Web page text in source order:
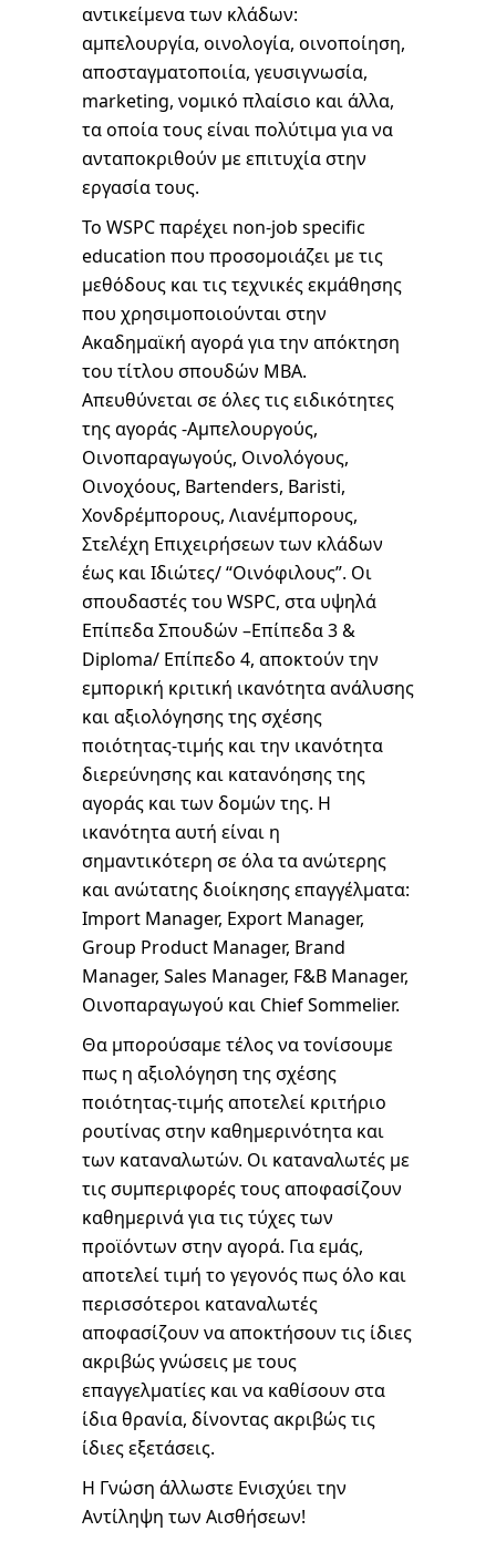
αντικείμενα των κλάδων:
αμπελουργία, οινολογία, οινοποίηση,
αποσταγματοποιία, γευσιγνωσία,
marketing, νομικό πλαίσιο και άλλα,
τα οποία τους είναι πολύτιμα για να
ανταποκριθούν με επιτυχία στην
εργασία τους.
Το WSPC παρέχει non-job specific
education που προσομοιάζει με τις
μεθόδους και τις τεχνικές εκμάθησης
που χρησιμοποιούνται στην
Ακαδημαϊκή αγορά για την απόκτηση
του τίτλου σπουδών ΜΒΑ.
Απευθύνεται σε όλες τις ειδικότητες
της αγοράς -Αμπελουργούς,
Οινοπαραγωγούς, Οινολόγους,
Οινοχόους, Bartenders, Baristi,
Χονδρέμπορους, Λιανέμπορους,
Στελέχη Επιχειρήσεων των κλάδων
έως και Ιδιώτες/ “Οινόφιλους”. Οι
σπουδαστές του WSPC, στα υψηλά
Επίπεδα Σπουδών –Επίπεδα 3 &
Diploma/ Επίπεδο 4, αποκτούν την
εμπορική κριτική ικανότητα ανάλυσης
και αξιολόγησης της σχέσης
ποιότητας-τιμής και την ικανότητα
διερεύνησης και κατανόησης της
αγοράς και των δομών της. Η
ικανότητα αυτή είναι η
σημαντικότερη σε όλα τα ανώτερης
και ανώτατης διοίκησης επαγγέλματα:
Import Manager, Export Manager,
Group Product Manager, Brand
Manager, Sales Manager, F&B Manager,
Οινοπαραγωγού και Chief Sommelier.
Θα μπορούσαμε τέλος να τονίσουμε
πως η αξιολόγηση της σχέσης
ποιότητας-τιμής αποτελεί κριτήριο
ρουτίνας στην καθημερινότητα και
των καταναλωτών. Οι καταναλωτές με
τις συμπεριφορές τους αποφασίζουν
καθημερινά για τις τύχες των
προϊόντων στην αγορά. Για εμάς,
αποτελεί τιμή το γεγονός πως όλο και
περισσότεροι καταναλωτές
αποφασίζουν να αποκτήσουν τις ίδιες
ακριβώς γνώσεις με τους
επαγγελματίες και να καθίσουν στα
ίδια θρανία, δίνοντας ακριβώς τις
ίδιες εξετάσεις.
Η Γνώση άλλωστε Ενισχύει την
Αντίληψη των Αισθήσεων!